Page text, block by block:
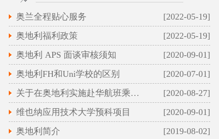
奥兰全程贴心服务
[2022-05-19]
奥地利福利政策
[2022-05-19]
奥地利 APS 面谈审核须知
[2020-09-01]
奥地利FH和Uni学校的区别
[2020-07-01]
关于在奥地利实施赴华航班乘客凭新冠病毒核
[2020-08-27]
维也纳应用技术大学预科项目
[2020-09-01]
奥地利简介
[2019-08-02]